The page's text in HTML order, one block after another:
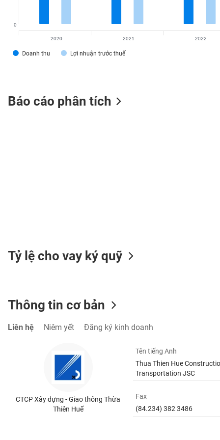
Doanh thu Lợi nhuận trước thuế
0
2020 2021 2022
Báo cáo phân tích
Tỷ lệ cho vay ký quỹ
Thông tin cơ bản
Liên hệ Niêm yết Đăng ký kinh doanh
CTCP Xây dựng - Giao thông Thừa
Thiên Huế
Tên tiếng Anh
Thua Thien Hue
Transportation JSC
Fax
(84.234) 382 3486
DÙNG
KHỎE
CHÍNH